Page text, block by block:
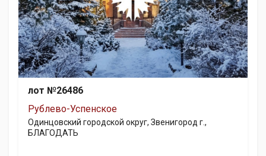
лот №26486
Рублево-Успенское
Одинцовский городской округ, Звенигород г.,
БЛАГОДАТЬ